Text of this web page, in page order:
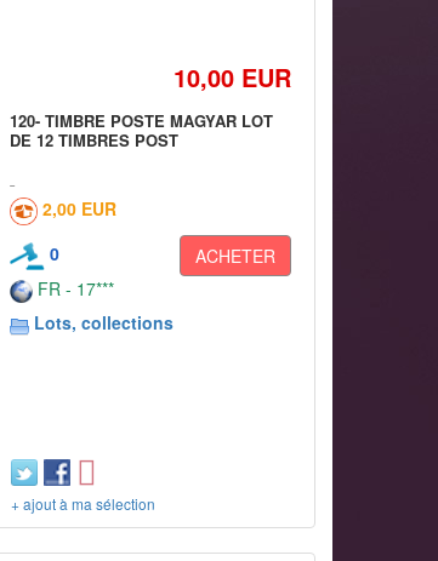
10,00 EUR
120- TIMBRE POSTE MAGYAR LOT
DE 12 TIMBRES POST
2,00 EUR
0
ACHETER
FR - 17***
Lots, collections
+ ajout à ma sélection